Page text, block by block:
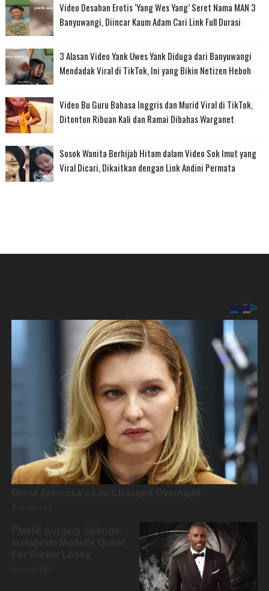
Video Desahan Erotis ‘Yang Wes Yang’ Seret Nama MAN 3
Banyuwangi, Diincar Kaum Adam Cari Link Full Durasi
3 Alasan Video Yank Uwes Yank Diduga dari Banyuwangi
Mendadak Viral di TikTok, Ini yang Bikin Netizen Heboh
Video Bu Guru Bahasa Inggris dan Murid Viral di TikTok,
Ditonton Ribuan Kali dan Ramai Dibahas Warganet
Sosok Wanita Berhijab Hitam dalam Video Sok Imut yang
Viral Dicari, Dikaitkan dengan Link Andini Permata